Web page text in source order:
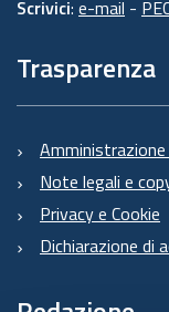
Scrivici: e-mail -
Trasparenza
Note legali e
Privacy e Cookie
Dichiarazione di